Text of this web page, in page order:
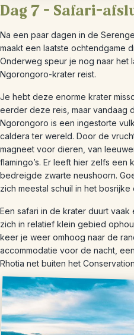
Dag 7 – Safari-
Na een paar dagen in de
maakt een laatste ochtendgame
Onderweg speur je nog naar het
Ngorongoro-krater reist.
Je hebt deze enorme krater
eerder deze reis, maar vandaag
Ngorongoro is een ingestorte
caldera ter wereld. Door de
magneet voor dieren, van
flamingo’s. Er leeft hier zelfs een
bedreigde zwarte neushoorn.
zich meestal schuil in het
Een safari in de krater duurt
zich in relatief klein gebied
keer je weer omhoog naar de
accommodatie voor de nacht,
Rhotia net buiten het